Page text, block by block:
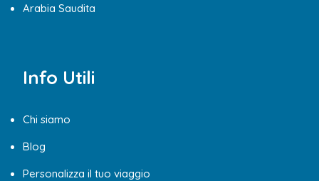
Arabia Saudita
Info Utili
Chi siamo
Blog
Personalizza il tuo viaggio